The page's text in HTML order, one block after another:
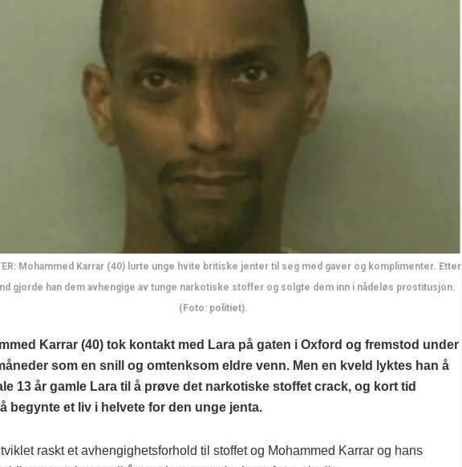
Mohammed Karrar (40) lurte unge hvite britiske jenter til seg med gaver og komplimenter. Etter
gjorde han dem avhengige av tunge narkotiske stoffer og solgte dem inn i nådeløs prostitusjon.
(Foto: politiet).
Karrar (40) tok kontakt med Lara på gaten i Oxford og fremstod under
som en snill og omtenksom eldre venn. Men en kveld lyktes han å
13 år gamle Lara til å prøve det narkotiske stoffet crack, og kort tid
begynte et liv i helvete for den unge jenta.
raskt et avhengighetsforhold til stoffet og Mohammed Karrar og hans